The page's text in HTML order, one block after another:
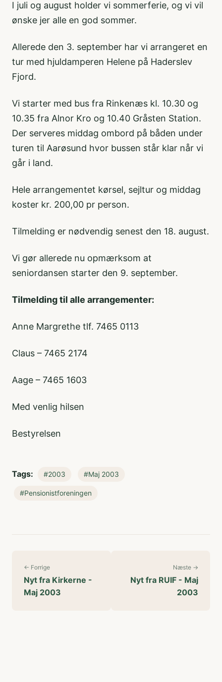
I juli og august holder vi sommerferie, og vi vil
ønske jer alle en god sommer.
Allerede den 3. september har vi arrangeret en
tur med hjuldamperen Helene på Haderslev
Fjord.
Vi starter med bus fra Rinkenæs kl. 10.30 og
10.35 fra Alnor Kro og 10.40 Gråsten Station.
Der serveres middag ombord på båden under
turen til Aarøsund hvor bussen står klar når vi
går i land.
Hele arrangementet kørsel, sejltur og middag
koster kr. 200,00 pr person.
Tilmelding er nødvendig senest den 18. august.
Vi gør allerede nu opmærksom at
seniordansen starter den 9. september.
Tilmelding til alle arrangementer:
Anne Margrethe tlf. 7465 0113
Claus – 7465 2174
Aage – 7465 1603
Med venlig hilsen
Bestyrelsen
Tags: #2003 #Maj 2003
#Pensionistforeningen
← Forrige
Nyt fra Kirkerne -
Maj 2003
Næste →
Nyt fra RUIF - Maj
2003